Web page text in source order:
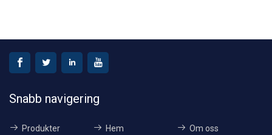
Snabb navigering
Produkter Hem Om oss